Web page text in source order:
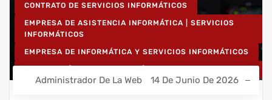
CONTRATO DE SERVICIOS INFORMÁTICOS
EMPRESA DE ASISTENCIA INFORMÁTICA | SERVICIOS
INFORMÁTICOS
EMPRESA DE INFORMÁTICA Y SERVICIOS INFORMÁTICOS
Administrador De La Web 14 De Junio De 2026